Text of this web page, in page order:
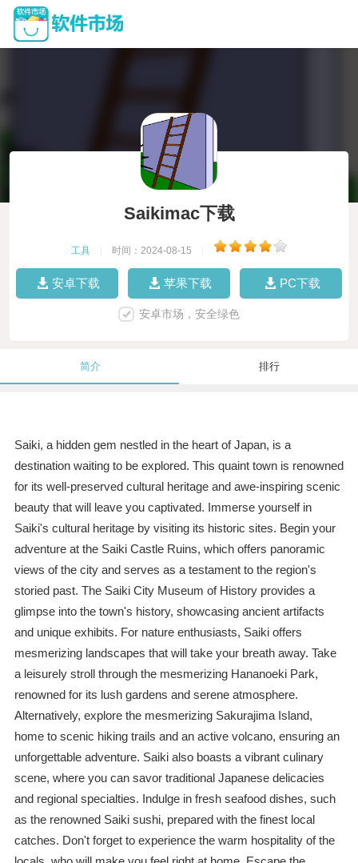
Saikimac下载
工具 时间：2024-08-15
安卓下载 苹果下载 PC下载
安卓市场，安全绿色
简介 排行
Saiki, a hidden gem nestled in the heart of Japan, is a
destination waiting to be explored. This quaint town is renowned
for its well-preserved cultural heritage and awe-inspiring scenic
beauty that will leave you captivated. Immerse yourself in
Saiki's cultural heritage by visiting its historic sites. Begin your
adventure at the Saiki Castle Ruins, which offers panoramic
views of the city and serves as a testament to the region's
storied past. The Saiki City Museum of History provides a
glimpse into the town's history, showcasing ancient artifacts
and unique exhibits. For nature enthusiasts, Saiki offers
mesmerizing landscapes that will take your breath away. Take
a leisurely stroll through the mesmerizing Hananoeki Park,
renowned for its lush gardens and serene atmosphere.
Alternatively, explore the mesmerizing Sakurajima Island,
home to scenic hiking trails and an active volcano, ensuring an
unforgettable adventure. Saiki also boasts a vibrant culinary
scene, where you can savor traditional Japanese delicacies
and regional specialties. Indulge in fresh seafood dishes, such
as the renowned Saiki sushi, prepared with the finest local
catches. Don't forget to experience the warm hospitality of the